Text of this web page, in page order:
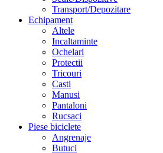
Transport/Depozitare
Echipament
Altele
Incaltaminte
Ochelari
Protectii
Tricouri
Casti
Manusi
Pantaloni
Rucsaci
Piese biciclete
Angrenaje
Butuci